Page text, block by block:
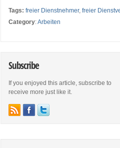
Tags:freier Dienstnehmer,freier
Category:Arbeiten
Subscribe
If you enjoyed this article, subscribe to
receive more just like it.